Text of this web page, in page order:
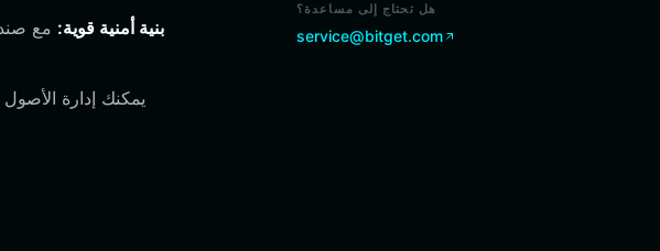
بنية أمنية قوية:
هل تحتاج إلى مساعدة؟
service@bitget.com